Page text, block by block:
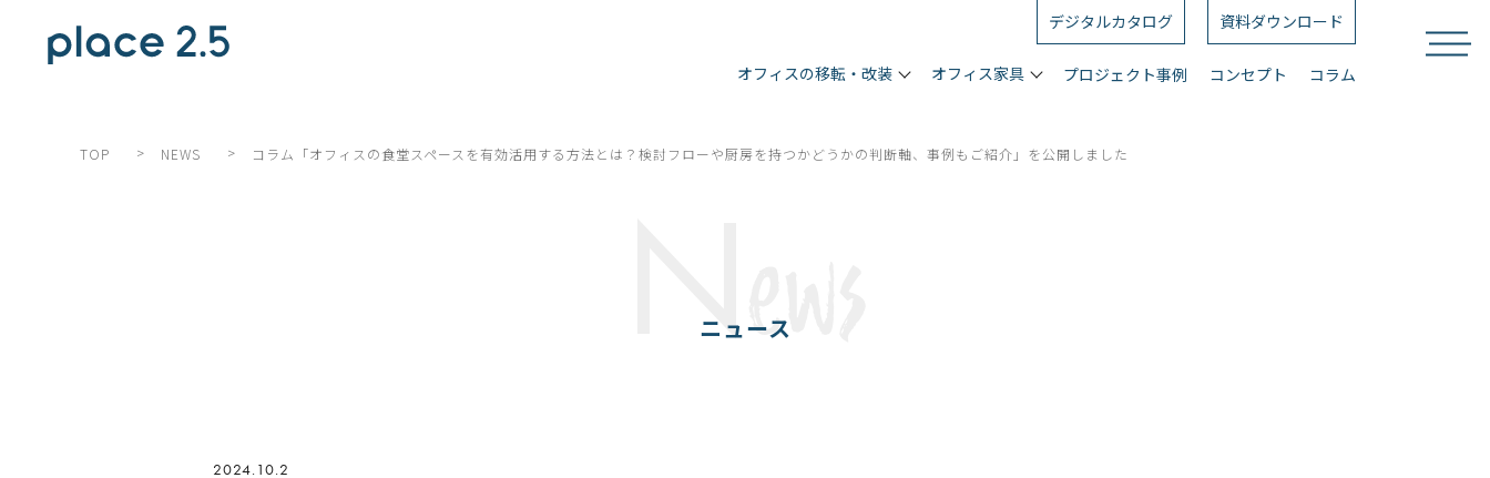
デジタルカタログ 資料ダウンロード
オフィスの移転・改装 オフィス家具 プロジェクト事例 コンセプト コラム
TOP > NEWS > コラム「オフィスの食堂スペースを有効活用する方法とは？検討フローや厨房を持つかどうかの判断軸、事例もご紹介」を公開しました
News
ニュース
2024.10.2